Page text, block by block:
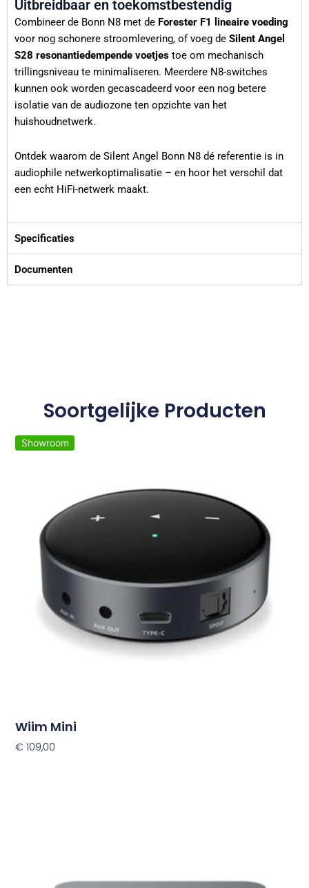
Uitbreidbaar en toekomstbestendig
Combineer de Bonn N8 met de Forester F1 lineaire voeding
voor nog schonere stroomlevering, of voeg de Silent Angel
S28 resonantiedempende voetjes toe om mechanisch
trillingsniveau te minimaliseren. Meerdere N8-switches
kunnen ook worden gecascadeerd voor een nog betere
isolatie van de audiozone ten opzichte van het
huishoudnetwerk.
Ontdek waarom de Silent Angel Bonn N8 dé referentie is in
audiophile netwerkoptimalisatie – en hoor het verschil dat
een echt HiFi-netwerk maakt.
Specificaties
Documenten
Soortgelijke Producten
Showroom
Wiim Mini
€ 109,00